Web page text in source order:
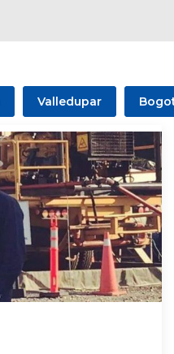
Valledupar